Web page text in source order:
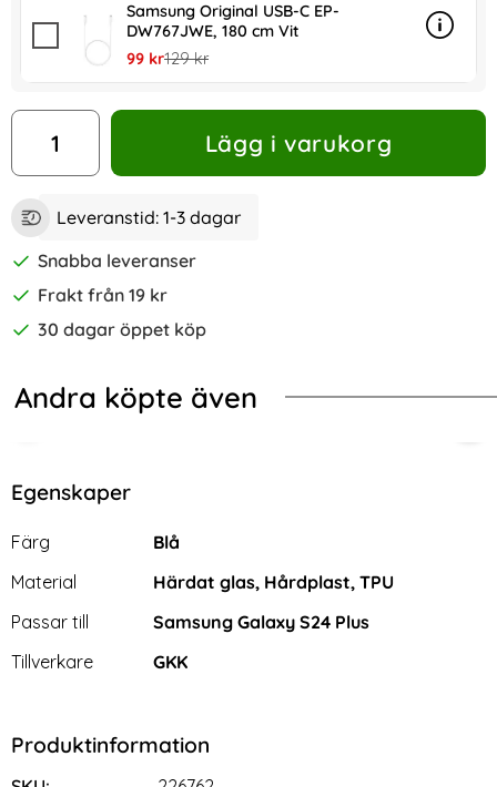
Samsung Original USB-C EP-
DW767JWE, 180 cm Vit
rea pris
99 krtidigare pris
129 kr
Info
mer
antal
Lägg i varukorg
Leveranstid: 1-3 dagar
Snabba leveranser
Frakt från 19 kr
30 dagar öppet köp
Andra köpte även
Röd/Grön
S24 Plus Skal Härdat Glas Electroplate Daisy
2-Pack Samsung S24 Plus -
Skärmskydd i Härdat Glas
Egenskaper
Egenskaper/attribut för denna produkt
Attribut
Färg
Blå
Material
Härdat glas, Hårdplast, TPU
Passar till
Samsung Galaxy S24 Plus
Tillverkare
GKK
Produktinformation